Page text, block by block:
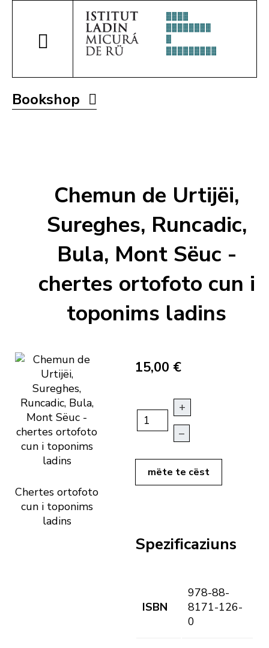
Bookshop
Chemun de Urtijëi,
Sureghes, Runcadic,
Bula, Mont Sëuc -
chertes ortofoto cun i
toponims ladins
Chertes ortofoto
cun i toponims
ladins
15,00 €
+
–
mëte te cëst
Spezificaziuns
ISBN
978-88-
8171-126-
0